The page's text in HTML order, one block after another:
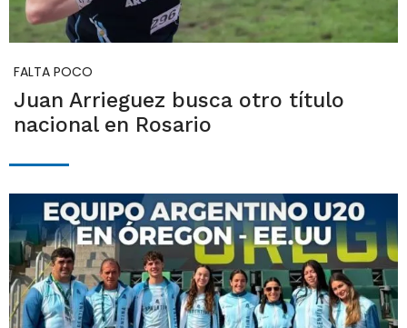
FALTA POCO
Juan Arrieguez busca otro título
nacional en Rosario